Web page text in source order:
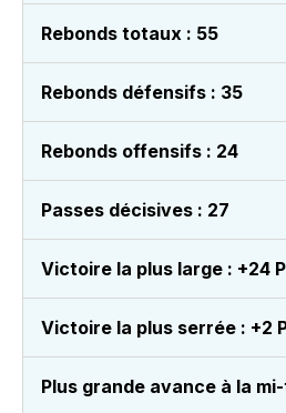
Rebonds totaux : 55
Rebonds défensifs : 35
Rebonds offensifs : 24
Passes décisives : 27
Victoire la plus large : +24
Victoire la plus serrée : +2
Plus grande avance à la